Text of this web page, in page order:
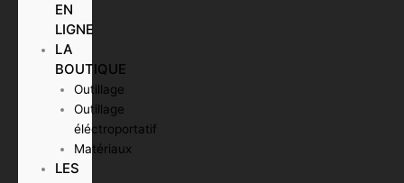
EN
LIGNE
LA
BOUTIQUE
Outillage
Outillage
éléctroportatif
Matériaux
LES